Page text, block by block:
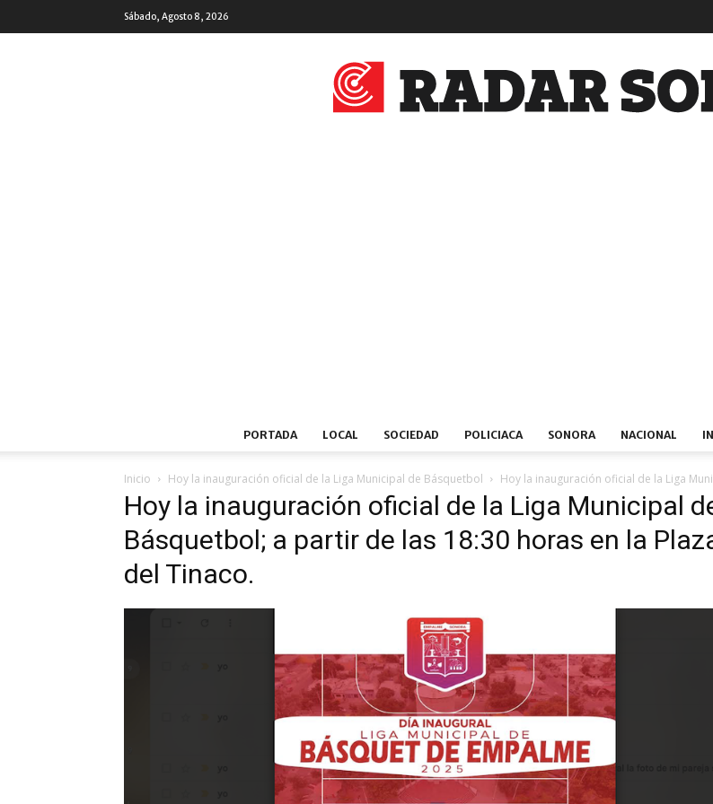
Sábado, Agosto 8, 2026
PORTADA LOCAL SOCIEDAD POLICIACA SONORA NACIONAL
Inicio Hoy la inauguración oficial de la Liga Municipal de Básquetbol Hoy la inauguración oficial de la Liga
Hoy la inauguración oficial de la Liga Municipal
Básquetbol; a partir de las 18:30 horas en la
del Tinaco.